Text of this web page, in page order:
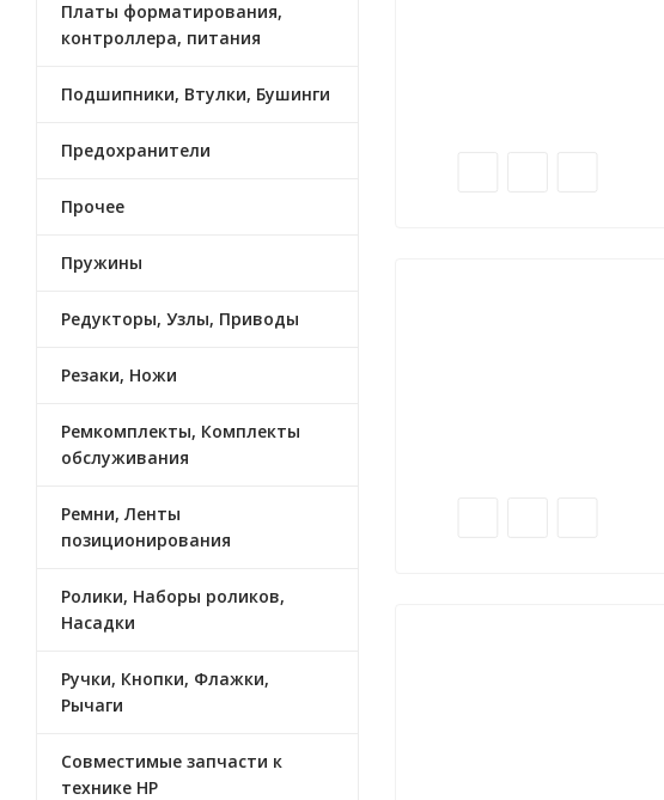
Платы форматирования,
контроллера, питания
Подшипники, Втулки, Бушинги
Предохранители
Прочее
Пружины
Редукторы, Узлы, Приводы
Резаки, Ножи
Ремкомплекты, Комплекты
обслуживания
Ремни, Ленты
позиционирования
Ролики, Наборы роликов,
Насадки
Ручки, Кнопки, Флажки,
Рычаги
Совместимые запчасти к
технике HP